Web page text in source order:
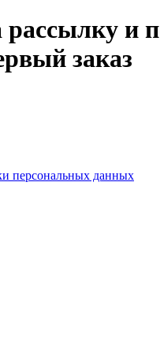
и
заказ
персональных данных